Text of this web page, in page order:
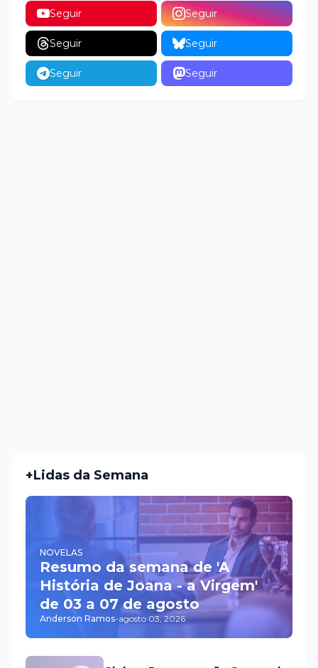
Seguir Seguir
Seguir Seguir
Seguir Seguir
+Lidas da Semana
NOVELAS
Resumo da semana de 'A
História de Joana - a Virgem'
de 03 a 07 de agosto
Anderson Ramos-agosto 03, 2026